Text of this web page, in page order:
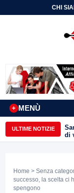
CHI
MENÙ
+
ULTIME NOTIZIE
di
Home > Senza
successo, la scelta ci
spengono